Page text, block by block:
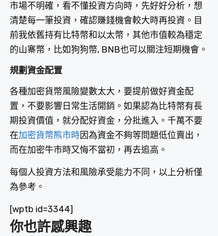
市場不明確，看不懂投資方向時，先好好分析，想
清楚每一筆投資，確認賺錢機會較大時再投資。目
前我依舊持有比特幣和以太幣，其他市值較為穩定
的山寨幣，比如狗狗幣, BNB也可以關注短期機會。
規劃資金配置
各種加密貨幣風險變數太大，要提前做好資金配
置，不要影響日常生活開銷。如果認為比特幣有長
期投資價值，就分配好資金，分批進入。千萬不要
在加密貨幣熊市時因為資金不夠等問題低位賣出，
而在加密牛市時又悔不當初，再去追高。
每個人投資方法和風險承受能力不同，以上分析僅
為參考。
[wptb id=3344]
你也許感興趣